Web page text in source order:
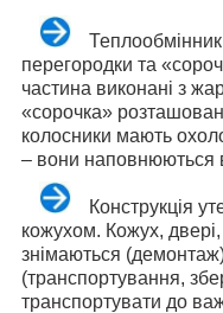
перегородки та
частина виконані з
«сорочка»
колосники мають
– вони наповнюються
Конструкція
кожухом. Кожух,
знімаються (демонтаж)
(транспортування,
транспортувати до